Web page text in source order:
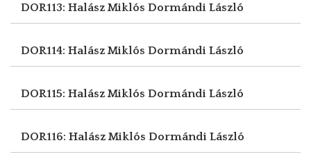
DOR113: Halász Miklós Dormándi László
DOR114: Halász Miklós Dormándi László
DOR115: Halász Miklós Dormándi László
DOR116: Halász Miklós Dormándi László